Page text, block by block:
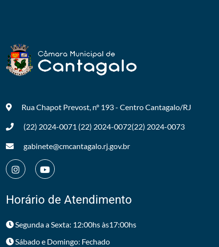
Rua Chapot Prevost, nº 193 - CentroCantagalo/RJ
(22) 2024-0071 (22) 2024-0072(22) 2024-0073
gabinete@cmcantagalo.rj.gov.br
Horário de Atendimento
Segunda a Sexta: 12:00hs às17:00hs
Sábado e Domingo: Fechado